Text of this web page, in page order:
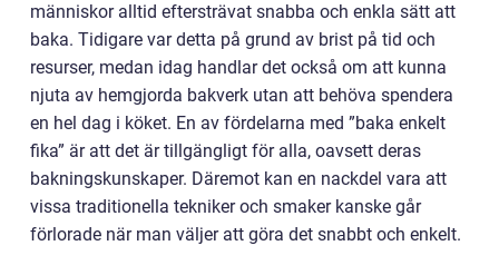
människor alltid eftersträvat snabba och enkla sätt att
baka. Tidigare var detta på grund av brist på tid och
resurser, medan idag handlar det också om att kunna
njuta av hemgjorda bakverk utan att behöva spendera
en hel dag i köket. En av fördelarna med ”baka enkelt
fika” är att det är tillgängligt för alla, oavsett deras
bakningskunskaper. Däremot kan en nackdel vara att
vissa traditionella tekniker och smaker kanske går
förlorade när man väljer att göra det snabbt och enkelt.